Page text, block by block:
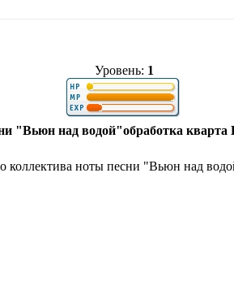
Уровень: 1
"Вьюн над водой"обработка кварта
коллектива ноты песни "Вьюн над